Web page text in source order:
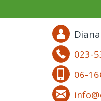
023-
06-